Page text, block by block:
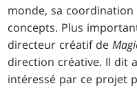
monde, sa
concepts. Plus
directeur créatif de
direction créative. Il dit
intéressé par ce projet